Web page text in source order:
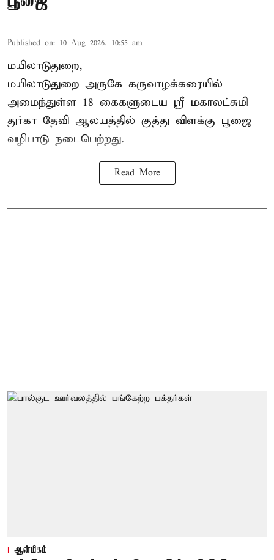
Published on: 10 Aug 2026, 10:55 am
மயிலாடுதுறை,
மயிலாடுதுறை அருகே கருவாழக்கரையில்
அமைந்துள்ள 18 கைகளுடைய ஸ்ரீ மகாலட்சுமி
துர்கா தேவி ஆலயத்தில் குத்து விளக்கு பூஜை
வழிபாடு நடைபெற்றது.
Read More
ஆன்மிகம்